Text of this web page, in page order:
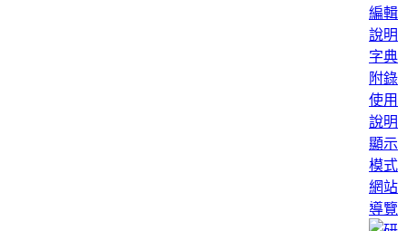
編輯
說明
字典
附錄
使用
說明
顯示
模式
網站
導覽